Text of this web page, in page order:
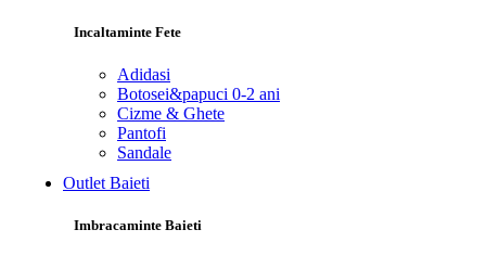
Incaltaminte Fete
Adidasi
Botosei&papuci 0-2 ani
Cizme & Ghete
Pantofi
Sandale
Outlet Baieti
Imbracaminte Baieti